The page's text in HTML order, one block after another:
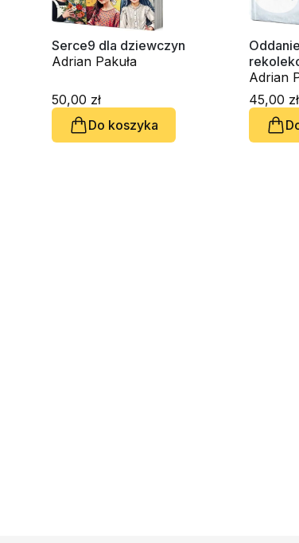
Serce9 dla dziewczyn
Adrian Pakuła
50,00 zł
Do koszyka
Matce
Adrian
45,00 zł